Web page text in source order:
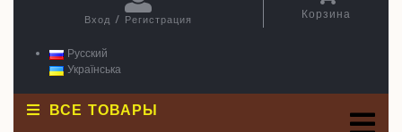
Вход / Регистрация
Корзина
Русский
Українська
ВСЕ ТОВАРЫ